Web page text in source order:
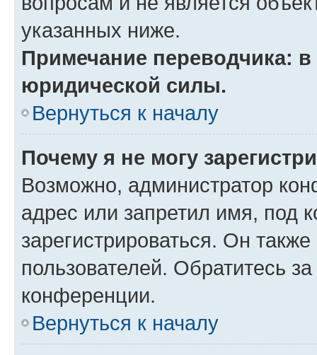
указанных ниже.
Примечание переводчика:
юридической силы.
Вернуться к началу
Почему я не могу
Возможно, администратор
адрес или запретил имя, под
зарегистрироваться. Он
пользователей. Обратитесь
конференции.
Вернуться к началу